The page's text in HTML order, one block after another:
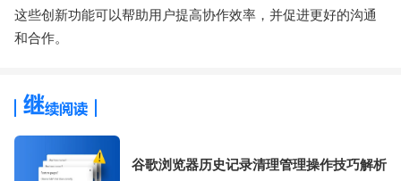
这些创新功能可以帮助用户提高协作效率，并促进更好的沟通
和合作。
谷歌浏览器历史记录清理管理操作技巧解析